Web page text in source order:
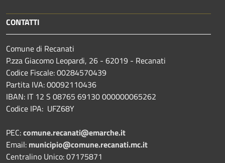
CONTATTI
Comune di Recanati
P.zza Giacomo Leopardi, 26 - 62019 - Recanati
Codice Fiscale: 00284570439
Partita IVA: 00092110436
IBAN: IT 12 S 08765 69130 000000065262
Codice IPA: UFZ68Y
PEC:comune.recanati@emarche.it
Email: municipio@comune.recanati.mc.it
Centralino Unico: 07175871